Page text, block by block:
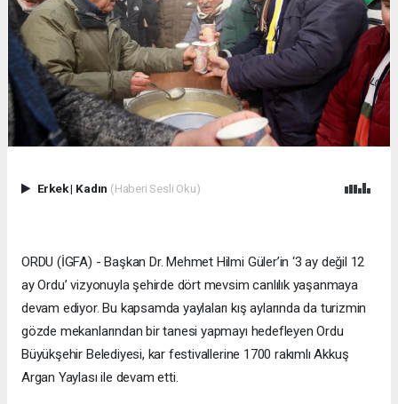
Erkek| Kadın (Haberi Sesli Oku)
ORDU (İGFA) - Başkan Dr. Mehmet Hilmi Güler’in ‘3 ay değil 12
ay Ordu’ vizyonuyla şehirde dört mevsim canlılık yaşanmaya
devam ediyor. Bu kapsamda yaylaları kış aylarında da turizmin
gözde mekanlarından bir tanesi yapmayı hedefleyen Ordu
Büyükşehir Belediyesi, kar festivallerine 1700 rakımlı Akkuş
Argan Yaylası ile devam etti.